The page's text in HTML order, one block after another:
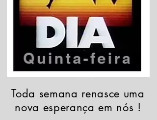
Toda semana renasce uma
nova esperança em nós !